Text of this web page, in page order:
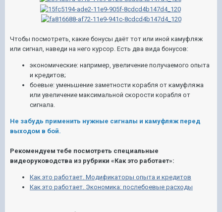
Чтобы посмотреть, какие бонусы даёт тот или иной камуфляж
или сигнал, наведи на него курсор. Есть два вида бонусов:
экономические: например, увеличение получаемого опыта
и кредитов;
боевые: уменьшение заметности корабля от камуфляжа
или увеличение максимальной скорости корабля от
сигнала.
Не забудь применить нужные сигналы и камуфляж перед
выходом в бой.
Рекомендуем тебе посмотреть специальные
видеоруководства из рубрики «Как это работает»:
Как это работает. Модификаторы опыта и кредитов
Как это работает. Экономика: послебоевые расходы